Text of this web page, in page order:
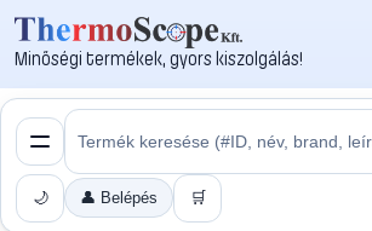
Minőségi termékek, gyors kiszolgálás!
🌙 👤 Belépés 🛒